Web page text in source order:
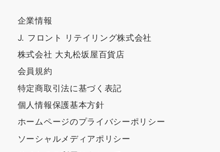
企業情報
J. フロント リテイリング株式会社
株式会社 大丸松坂屋百貨店
会員規約
特定商取引法に基づく表記
個人情報保護基本方針
ホームページのプライバシーポリシー
ソーシャルメディアポリシー